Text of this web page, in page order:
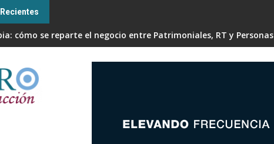
cómo se reparte el negocio entre Patrimoniales, RT y Personas